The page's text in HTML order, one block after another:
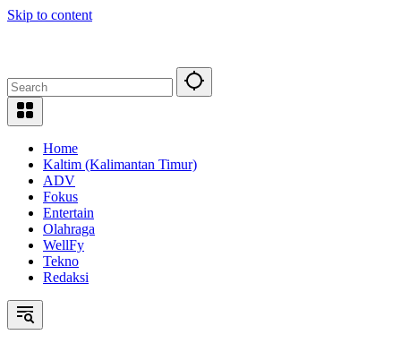
Skip to content
Home
Kaltim (Kalimantan Timur)
ADV
Fokus
Entertain
Olahraga
WellFy
Tekno
Redaksi